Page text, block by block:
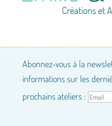
Abonnez-vous à la
informations sur les
prochains ateliers :